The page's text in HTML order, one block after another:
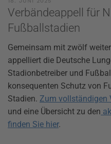
Verbändeappell für
Fußballstadien
Gemeinsam mit zwölf
appelliert die Deutsche
Stadionbetreiber und
konsequenten Schutz von
Stadien. Zum vollständigen
und eine Übersicht zu den
finden Sie hier.